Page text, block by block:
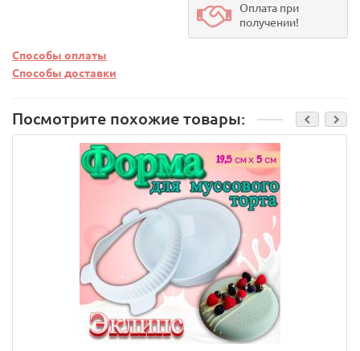
Оплата при
получении!
Способы оплаты
Способы доставки
Посмотрите похожие товары: